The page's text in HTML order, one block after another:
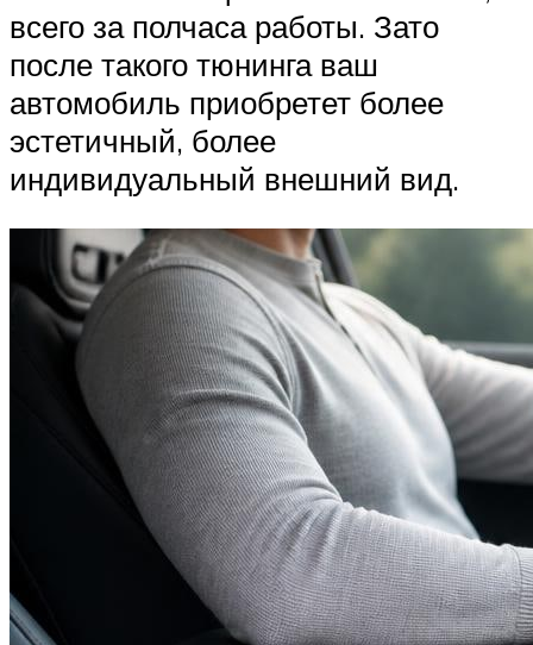
всего за полчаса работы. Зато
после такого тюнинга ваш
автомобиль приобретет более
эстетичный, более
индивидуальный внешний вид.